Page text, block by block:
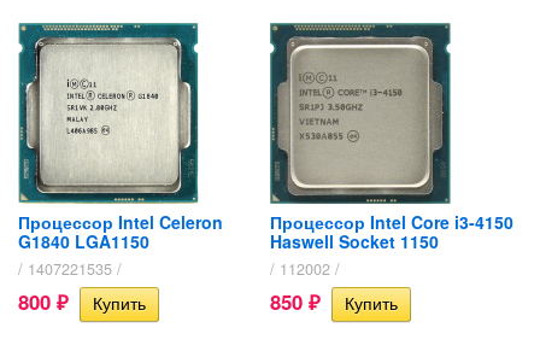
Процессор Intel Celeron
G1840 LGA1150
/ 1407221535 /
800 ₽
Процессор Intel Core i3-4150
Haswell Socket 1150
/ 112002 /
850 ₽